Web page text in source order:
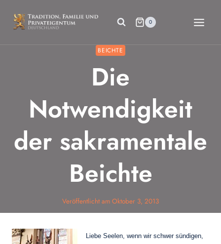
Inhalt
springen
0
BEICHTE
Die
Notwendigkeit
der sakramentale
Beichte
Veröffentlicht am Oktober 3, 2013
Liebe Seelen, wenn wir schwer sündigen,